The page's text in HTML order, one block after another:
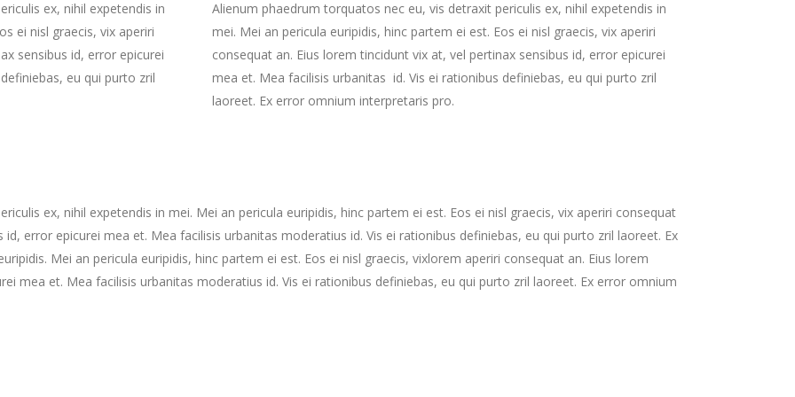
ex, nihil expetendis in
ei nisl graecis, vix aperiri
sensibus id, error epicurei
eu qui purto zril
Alienum phaedrum torquatos nec eu, vis detraxit periculis ex, nihil expetendis in
mei. Mei an pericula euripidis, hinc partem ei est. Eos ei nisl graecis, vix aperiri
consequat an. Eius lorem tincidunt vix at, vel pertinax sensibus id, error epicurei
mea et. Mea facilisis urbanitas id. Vis ei rationibus definiebas, eu qui purto zril
laoreet. Ex error omnium interpretaris pro.
ex, nihil expetendis in mei. Mei an pericula euripidis, hinc partem ei est. Eos ei nisl graecis, vix aperiri consequat
error epicurei mea et. Mea facilisis urbanitas moderatius id. Vis ei rationibus definiebas, eu qui purto zril laoreet. Ex
Mei an pericula euripidis, hinc partem ei est. Eos ei nisl graecis, vixlorem aperiri consequat an. Eius lorem
mea et. Mea facilisis urbanitas moderatius id. Vis ei rationibus definiebas, eu qui purto zril laoreet. Ex error omnium